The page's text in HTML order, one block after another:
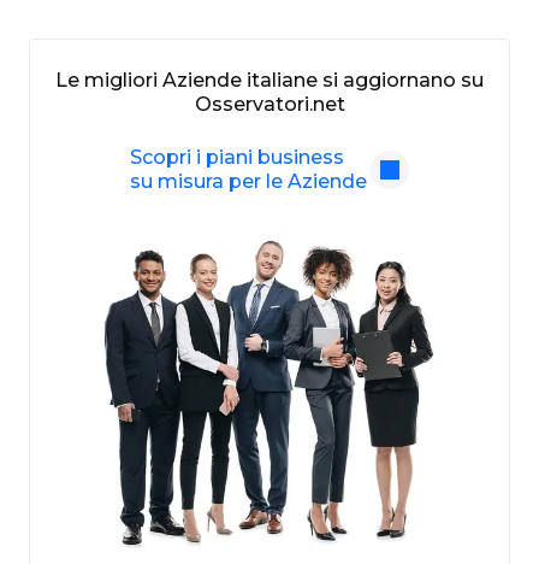
Le migliori Aziende italiane si aggiornano su
Osservatori.net
Scopri i piani business
su misura per le Aziende